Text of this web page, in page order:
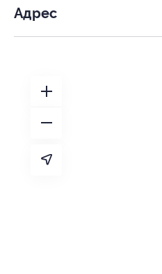
Адрес